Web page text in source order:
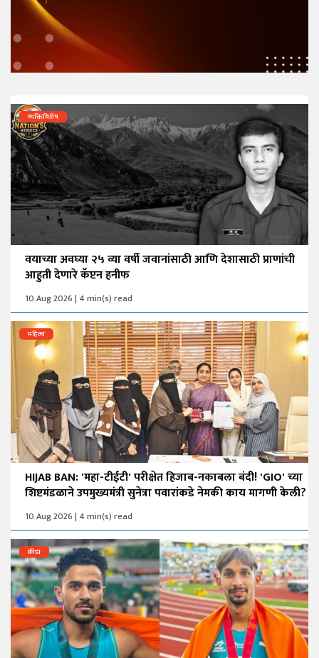
व्यक्तिविशेष
वयाच्या अवघ्या २५ व्या वर्षी जवानांसाठी आणि देशासाठी प्राणांची
आहुती देणारे कॅप्टन हनीफ
10 Aug 2026 | 4 min(s) read
महिला
HIJAB BAN: 'महा-टीईटी' परीक्षेत हिजाब-नकाबला बंदी! 'GIO' च्या
शिष्टमंडळाने उपमुख्यमंत्री सुनेत्रा पवारांकडे नेमकी काय मागणी केली?
10 Aug 2026 | 4 min(s) read
क्रीडा